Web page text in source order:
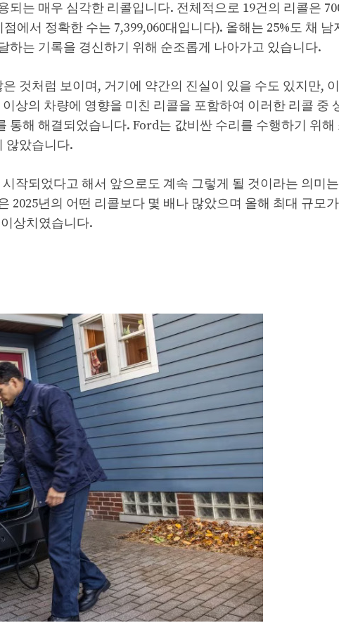
되는 매우 심각한 리콜입니다. 전체적으로 19건의 리콜은
에서 정확한 수는 7,399,060대입니다). 올해는 25%도 채 남
하는 기록을 경신하기 위해 순조롭게 나아가고 있습니다.
것처럼 보이며, 거기에 약간의 진실이 있을 수도 있지만,
상의 차량에 영향을 미친 리콜을 포함하여 이러한 리콜 중
해 해결되었습니다. Ford는 값비싼 수리를 수행하기 위해
않았습니다.
작되었다고 해서 앞으로도 계속 그렇게 될 것이라는 의미
2025년의 어떤 리콜보다 몇 배나 많았으며 올해 최대 규모
상치였습니다.